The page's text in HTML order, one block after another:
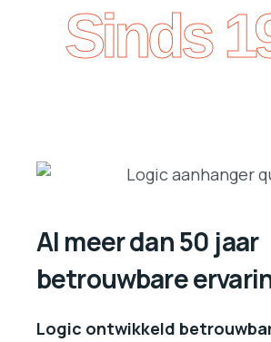
Sinds
Al meer dan 50 jaar
betrouwbare
Logic ontwikkeld